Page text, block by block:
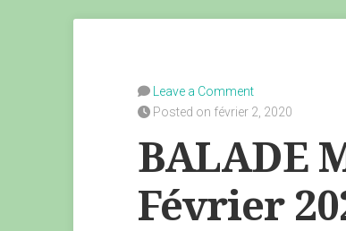
Leave a Comment
Posted on février 2, 2020
BALADE
Février